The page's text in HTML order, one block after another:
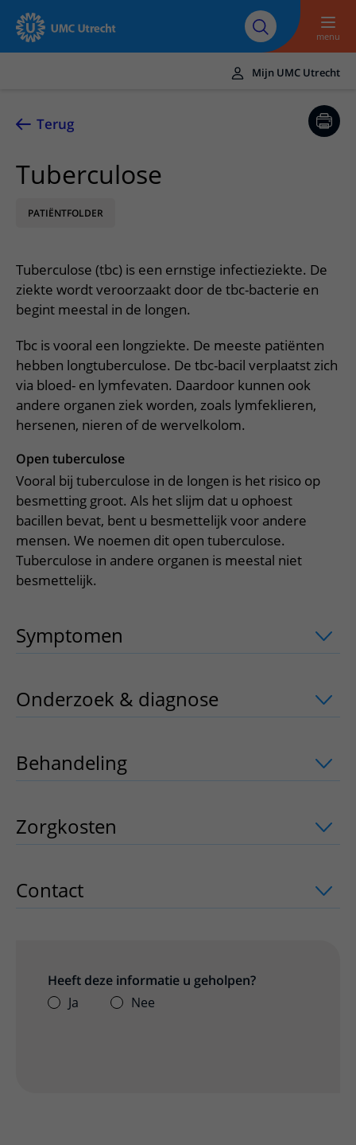
Naar hoofdinhoud
Over UMC
Utrecht
Research
Werken bij het UMC
Utrecht
menu
UMC Utrecht
Zorg en behandeling
Ziekten en aandoeningen
Poliklinieken
Verpleegafdelingen
Onderzoeken en diagnostiek
Het Wilhelmina Kinderziekenhuis
Afspraak en opname
Bezoek aan de polikliniek
Opname in het ziekenhuis
Voorbereiding op uw afspraak
Bloedprikken
Wachttijden
Bezoektijden
Wijzigen patiëntgegevens
Mijn UMC Utrecht patiëntportaal
Op bezoek in het UMC Utrecht
Apotheek
Winkels en restaurants
Faciliteiten en voorzieningen
Bezoekregels
Kwaliteit en veiligheid
Contact en route
Spoed
Contactgegevens
Route naar het ziekenhuis
Parkeren
Wegwijs in het ziekenhuis
Contact met polikliniek
Contact met verpleegafdeling
Het Wilhelmina Kinderziekenhuis
Verwijzers
Patiënt verwijzen
Teleconsult aanvragen
Diagnostiek aanvragen
Zorgverlenersportaal
Meer UMC Utrecht
Over UMC Utrecht
Research
Onderwijs
Werken bij het UMC Utrecht
Mijn UMC Utrecht
Terug
Tuberculose
PATIËNTFOLDER
Tuberculose (tbc) is een ernstige infectieziekte. De
ziekte wordt veroorzaakt door de tbc-bacterie en
begint meestal in de longen.
Tbc is vooral een longziekte. De meeste patiënten
hebben longtuberculose. De tbc-bacil verplaatst zich
via bloed- en lymfevaten. Daardoor kunnen ook
andere organen ziek worden, zoals lymfeklieren,
hersenen, nieren of de wervelkolom.
Open tuberculose
Vooral bij tuberculose in de longen is het risico op
besmetting groot. Als het slijm dat u ophoest
bacillen bevat, bent u besmettelijk voor andere
mensen. We noemen dit open tuberculose.
Tuberculose in andere organen is meestal niet
besmettelijk.
Symptomen uitklapper, klik om te
Onderzoek & diagnose uitklapper,
Behandeling uitklapper, klik om te
Zorgkosten uitklapper, klik om te
Contact uitklapper, klik om te openen
Heeft deze informatie u geholpen?
Ja
Nee